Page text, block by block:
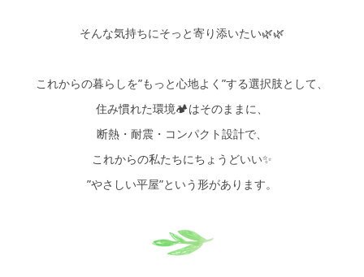
そんな気持ちにそっと寄り添いたい🌿🌿
これからの暮らしを”もっと心地よく”する選択肢として、
住み慣れた環境🏕️はそのままに、
断熱・耐震・コンパクト設計で、
これからの私たちにちょうどいい✨
”やさしい平屋”という形があります。